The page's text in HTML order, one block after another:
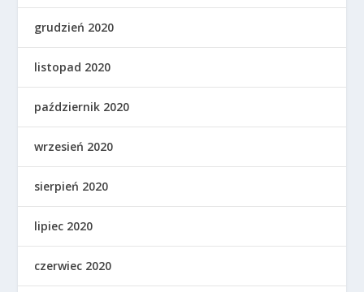
grudzień 2020
listopad 2020
październik 2020
wrzesień 2020
sierpień 2020
lipiec 2020
czerwiec 2020